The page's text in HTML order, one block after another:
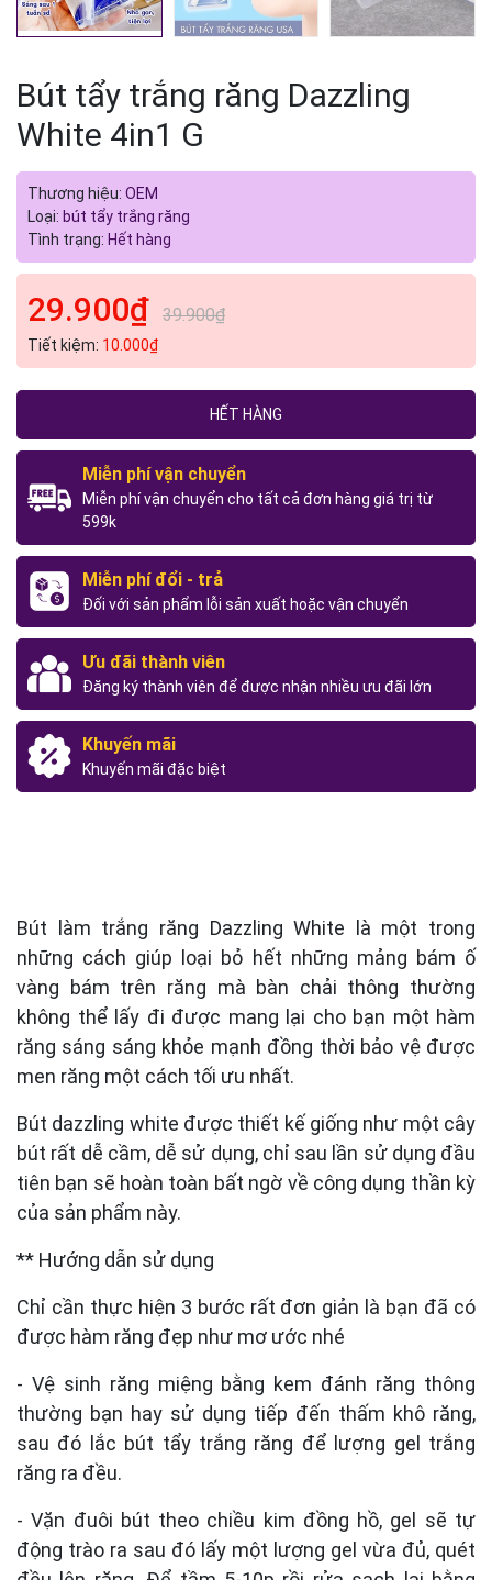
Bút tẩy trắng răng Dazzling
White 4in1 G
Thương hiệu: OEM
Loại: bút tẩy trắng răng
Tình trạng: Hết hàng
29.900₫ 39.900₫
Tiết kiệm: 10.000₫
HẾT HÀNG
Miễn phí vận chuyển
Miễn phí vận chuyển cho tất cả đơn hàng giá trị từ
599k
Miễn phí đổi - trả
Đối với sản phẩm lỗi sản xuất hoặc vận chuyển
Ưu đãi thành viên
Đăng ký thành viên để được nhận nhiều ưu đãi lớn
Khuyến mãi
Khuyến mãi đặc biệt
Bút làm trắng răng Dazzling White là một trong
những cách giúp loại bỏ hết những mảng bám ố
vàng bám trên răng mà bàn chải thông thường
không thể lấy đi được mang lại cho bạn một hàm
răng sáng sáng khỏe mạnh đồng thời bảo vệ được
men răng một cách tối ưu nhất.
Bút dazzling white được thiết kế giống như một cây
bút rất dễ cầm, dễ sử dụng, chỉ sau lần sử dụng đầu
tiên bạn sẽ hoàn toàn bất ngờ về công dụng thần kỳ
của sản phẩm này.
** Hướng dẫn sử dụng
Chỉ cần thực hiện 3 bước rất đơn giản là bạn đã có
được hàm răng đẹp như mơ ước nhé
- Vệ sinh răng miệng bằng kem đánh răng thông
thường bạn hay sử dụng tiếp đến thấm khô răng,
sau đó lắc bút tẩy trắng răng để lượng gel trắng
răng ra đều.
- Vặn đuôi bút theo chiều kim đồng hồ, gel sẽ tự
động trào ra sau đó lấy một lượng gel vừa đủ, quét